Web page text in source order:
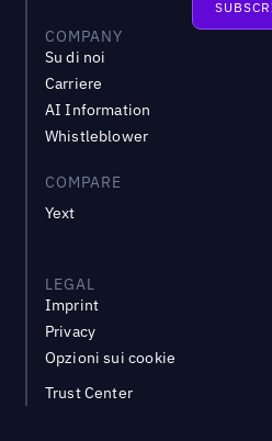
COMPANY
Su di noi
Carriere
AI Information
Whistleblower
COMPARE
Yext
LEGAL
Imprint
Privacy
Opzioni sui cookie
Trust Center